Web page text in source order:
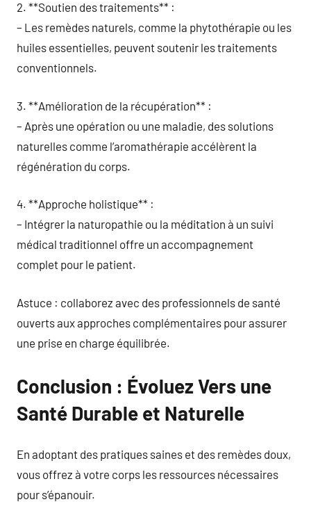
2. **Soutien des traitements** :
– Les remèdes naturels, comme la phytothérapie ou les
huiles essentielles, peuvent soutenir les traitements
conventionnels.
3. **Amélioration de la récupération** :
– Après une opération ou une maladie, des solutions
naturelles comme l’aromathérapie accélèrent la
régénération du corps.
4. **Approche holistique** :
– Intégrer la naturopathie ou la méditation à un suivi
médical traditionnel offre un accompagnement
complet pour le patient.
Astuce : collaborez avec des professionnels de santé
ouverts aux approches complémentaires pour assurer
une prise en charge équilibrée.
Conclusion : Évoluez Vers une
Santé Durable et Naturelle
En adoptant des pratiques saines et des remèdes doux,
vous offrez à votre corps les ressources nécessaires
pour s’épanouir.